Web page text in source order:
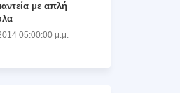
με απλή
05:00:00 μ.μ.